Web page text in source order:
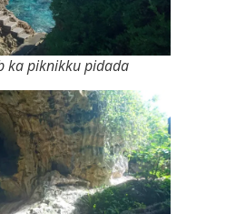
ka piknikku pidada